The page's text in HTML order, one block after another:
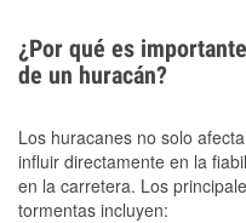
¿Por qué es
de un huracán?
Los huracanes no solo
influir directamente en la
en la carretera. Los
tormentas incluyen: